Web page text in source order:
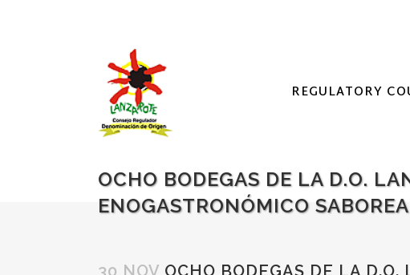
REGULATORY
OCHO BODEGAS DE LA D.O.
ENOGASTRONÓMICO
30 NOV OCHO BODEGAS DE LA